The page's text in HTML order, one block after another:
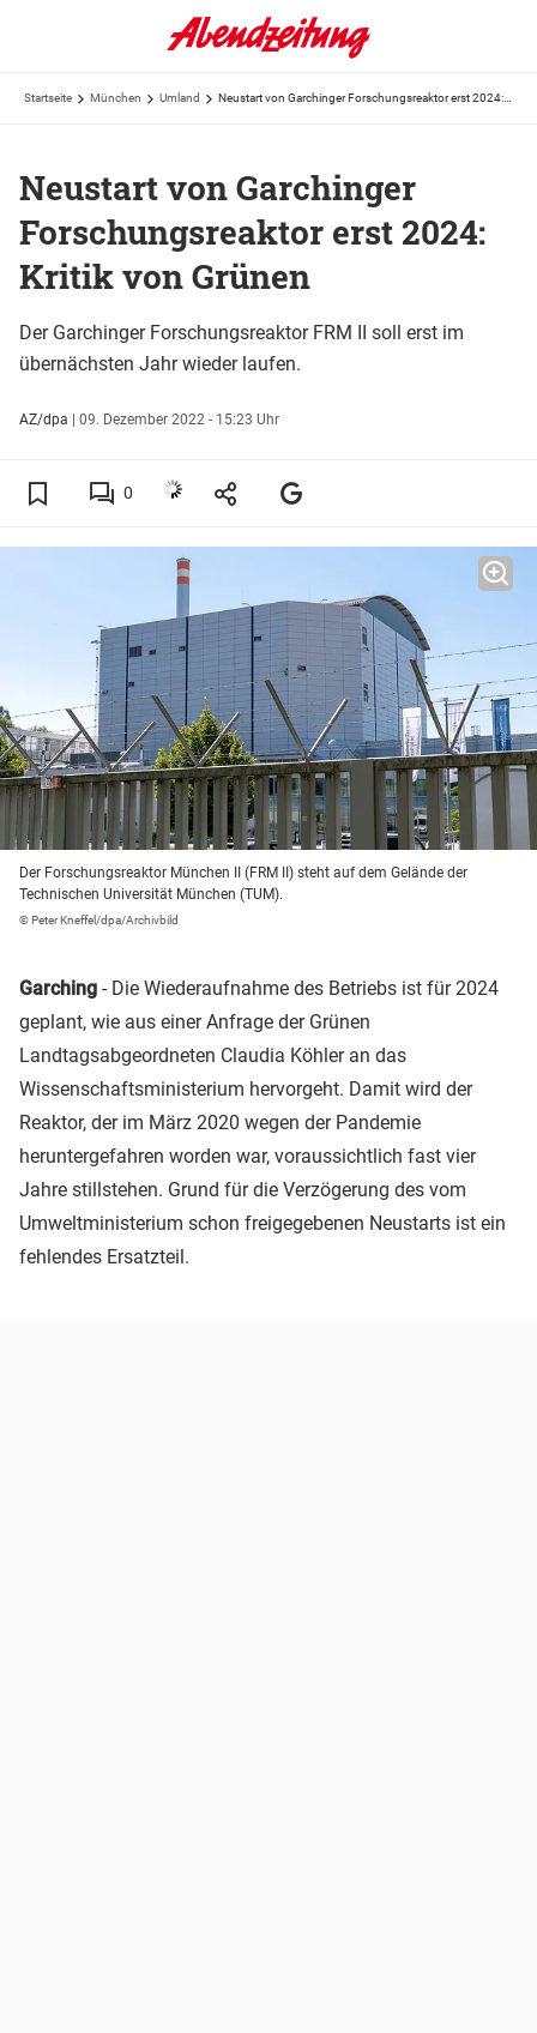
Startseite München Umland
Neustart von Garchinger
Forschungsreaktor erst 2024:
Kritik von Grünen
Der Garchinger Forschungsreaktor FRM II soll erst im
übernächsten Jahr wieder laufen.
AZ/dpa | 09. Dezember 2022 - 15:23 Uhr
0
Der Forschungsreaktor München II (FRM II) steht auf dem Gelände der
Technischen Universität München (TUM).
© Peter Kneffel/dpa/Archivbild
Garching - Die Wiederaufnahme des Betriebs ist für 2024
geplant, wie aus einer Anfrage der Grünen
Landtagsabgeordneten Claudia Köhler an das
Wissenschaftsministerium hervorgeht. Damit wird der
Reaktor, der im März 2020 wegen der Pandemie
heruntergefahren worden war, voraussichtlich fast vier
Jahre stillstehen. Grund für die Verzögerung des vom
Umweltministerium schon freigegebenen Neustarts ist ein
fehlendes Ersatzteil.